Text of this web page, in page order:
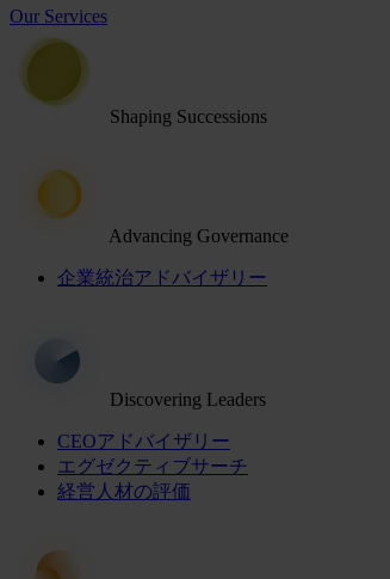
Our Services
Shaping Successions
Advancing Governance
企業統治アドバイザリー
Discovering Leaders
CEOアドバイザリー
エグゼクティブサーチ
経営人材の評価